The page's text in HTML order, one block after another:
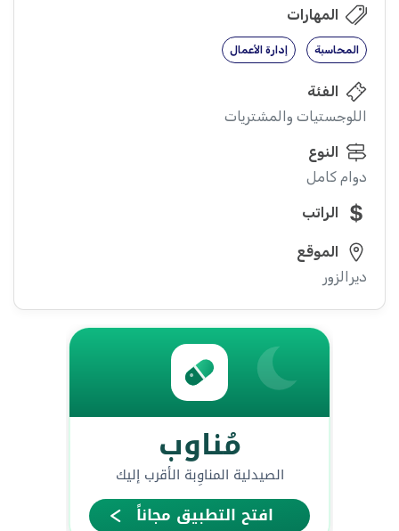
المهارات
المحاسبة إدارة الأعمال
الفئة
اللوجستيات والمشتريات
النوع
دوام كامل
الراتب
الموقع
ديرالزور